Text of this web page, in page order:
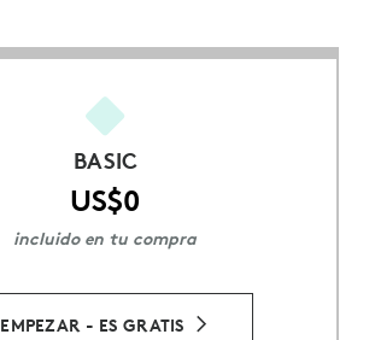
BASIC
US$0
incluido en tu compra
EMPEZAR - ES GRATIS